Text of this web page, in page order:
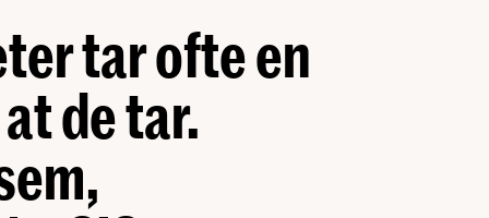
tar ofte en
de tar.